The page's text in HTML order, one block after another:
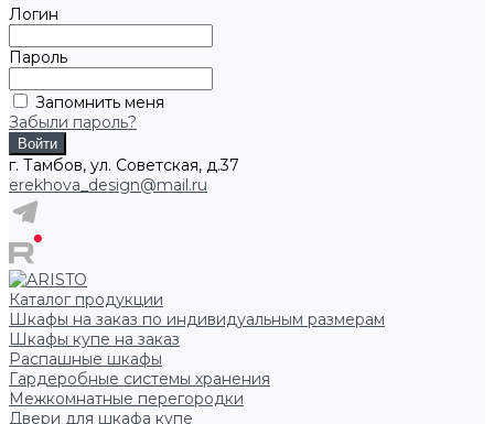
Логин
Пароль
Запомнить меня
Забыли пароль?
г. Тамбов, ул. Советская, д.37
erekhova_design@mail.ru
Каталог продукции
Шкафы на заказ по индивидуальным размерам
Шкафы купе на заказ
Распашные шкафы
Гардеробные системы хранения
Межкомнатные перегородки
Двери для шкафа купе